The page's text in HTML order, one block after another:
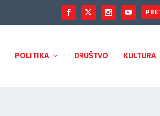
POLITIKA DRUŠTVO KULTURA